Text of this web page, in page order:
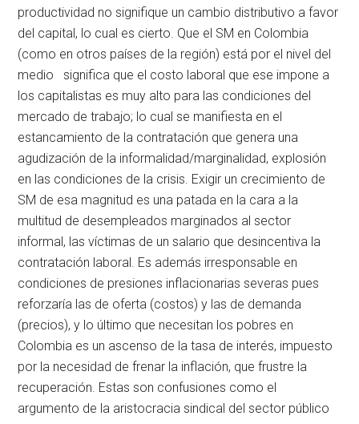
productividad no signifique un cambio distributivo a favor
del capital, lo cual es cierto. Que el SM en Colombia
(como en otros países de la región) está por el nivel del
medio significa que el costo laboral que ese impone a
los capitalistas es muy alto para las condiciones del
mercado de trabajo; lo cual se manifiesta en el
estancamiento de la contratación que genera una
agudización de la informalidad/marginalidad, explosión
en las condiciones de la crisis. Exigir un crecimiento de
SM de esa magnitud es una patada en la cara a la
multitud de desempleados marginados al sector
informal, las víctimas de un salario que desincentiva la
contratación laboral. Es además irresponsable en
condiciones de presiones inflacionarias severas pues
reforzaría las de oferta (costos) y las de demanda
(precios), y lo último que necesitan los pobres en
Colombia es un ascenso de la tasa de interés, impuesto
por la necesidad de frenar la inflación, que frustre la
recuperación. Estas son confusiones como el
argumento de la aristocracia sindical del sector público